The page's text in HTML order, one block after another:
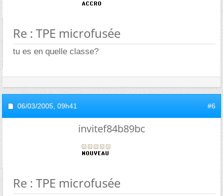
Re : TPE microfusée
tu es en quelle classe?
06/03/2005, 09h41 #6
invitef84b89bc
Re : TPE microfusée